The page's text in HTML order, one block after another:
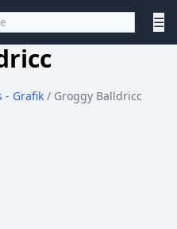
☰
- Grafik / Groggy Balldricc